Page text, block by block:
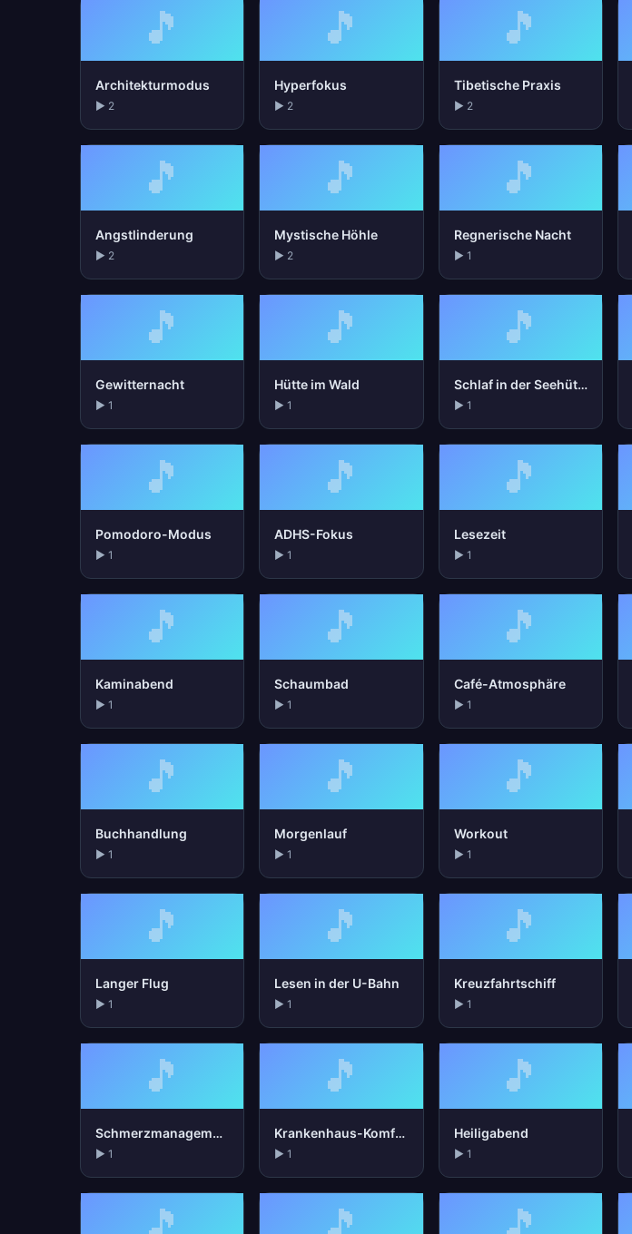
🎵
Architekturmodus
▶ 2
🎵
Hyperfokus
▶ 2
🎵
Tibetische Praxis
▶ 2
🎵
Angstlinderung
▶ 2
🎵
Mystische Höhle
▶ 2
🎵
Regnerische Nacht
▶ 1
🎵
Gewitternacht
▶ 1
🎵
Hütte im Wald
▶ 1
🎵
Schlaf in der Seehütte
▶ 1
🎵
Pomodoro-Modus
▶ 1
🎵
ADHS-Fokus
▶ 1
🎵
Lesezeit
▶ 1
🎵
Kaminabend
▶ 1
🎵
Schaumbad
▶ 1
🎵
Café-Atmosphäre
▶ 1
🎵
Buchhandlung
▶ 1
🎵
Morgenlauf
▶ 1
🎵
Workout
▶ 1
🎵
Langer Flug
▶ 1
🎵
Lesen in der U-Bahn
▶ 1
🎵
Kreuzfahrtschiff
▶ 1
🎵
Schmerzmanagement
▶ 1
🎵
Krankenhaus-Komfort
▶ 1
🎵
Heiligabend
▶ 1